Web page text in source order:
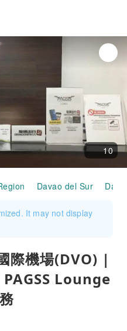
10
Davao del Sur
It may not display
際機場(DVO) |
Lounge